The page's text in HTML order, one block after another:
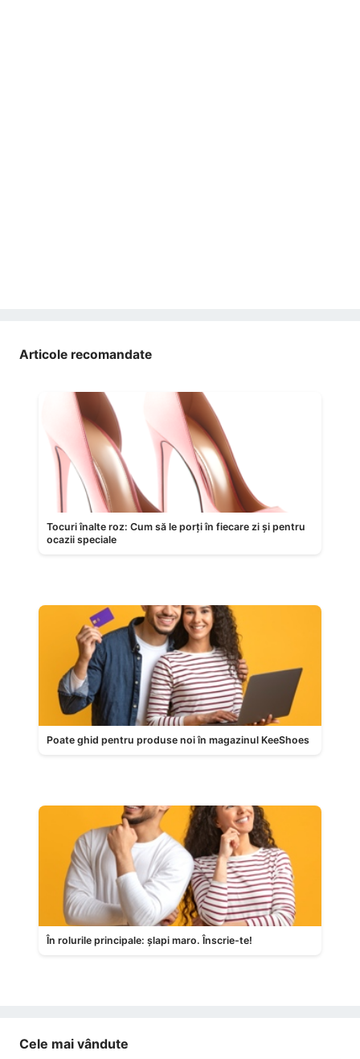
Articole recomandate
Tocuri înalte roz: Cum să le porți în fiecare zi și pentru
ocazii speciale
Poate ghid pentru produse noi în magazinul KeeShoes
În rolurile principale: șlapi maro. Înscrie-te!
Cele mai vândute